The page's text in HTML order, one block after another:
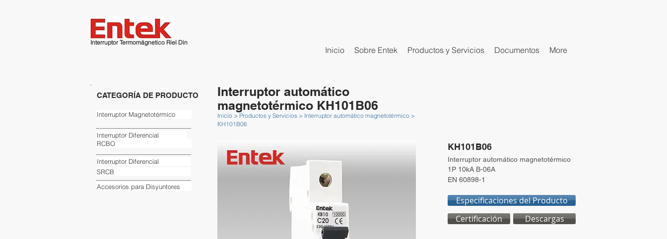
Interruptor Termomágnetico Riel Din
Inicio Sobre Entek Productos y Servicios Documentos More
CATEGORÍA DE PRODUCTO
Interruptor Magnetotérmico
Interruptor Diferencial
RCBO
Interruptor Diferencial
SRCB
Accesorios para Disyuntores
Interruptor automático
magnetotérmico KH101B06
Inicio > Productos y Servicios > Interruptor automático magnetotérmico >
KH101B06
KH101B06
Interruptor automático magnetotérmico
1P 10kA B-06A
EN 60898-1
Especificaciones del Producto
Certificación
Descargas